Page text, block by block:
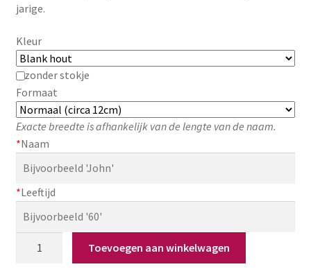
Contact
Zoeken
naar:
Zoeken
jarige.
Kleur
zonder stokje
Formaat
Exacte breedte is afhankelijk van de lengte van de naam.
*Naam
*Leeftijd
Toevoegen aan winkelwagen